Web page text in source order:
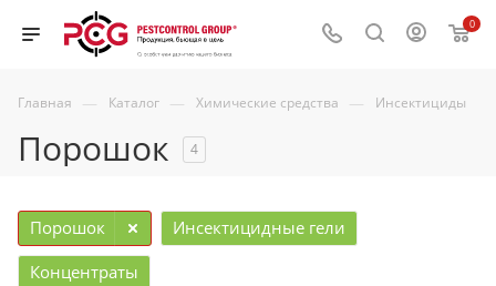
0
Главная — Каталог — Химические средства — Инсектициды
Порошок 4
Инсектицидные гели
Концентраты
Порошок